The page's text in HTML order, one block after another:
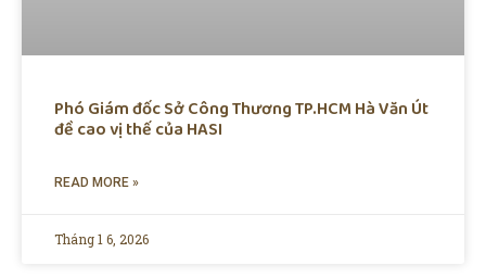
Phó Giám đốc Sở Công Thương TP.HCM Hà Văn Út
đề cao vị thế của HASI
READ MORE »
Tháng 1 6, 2026